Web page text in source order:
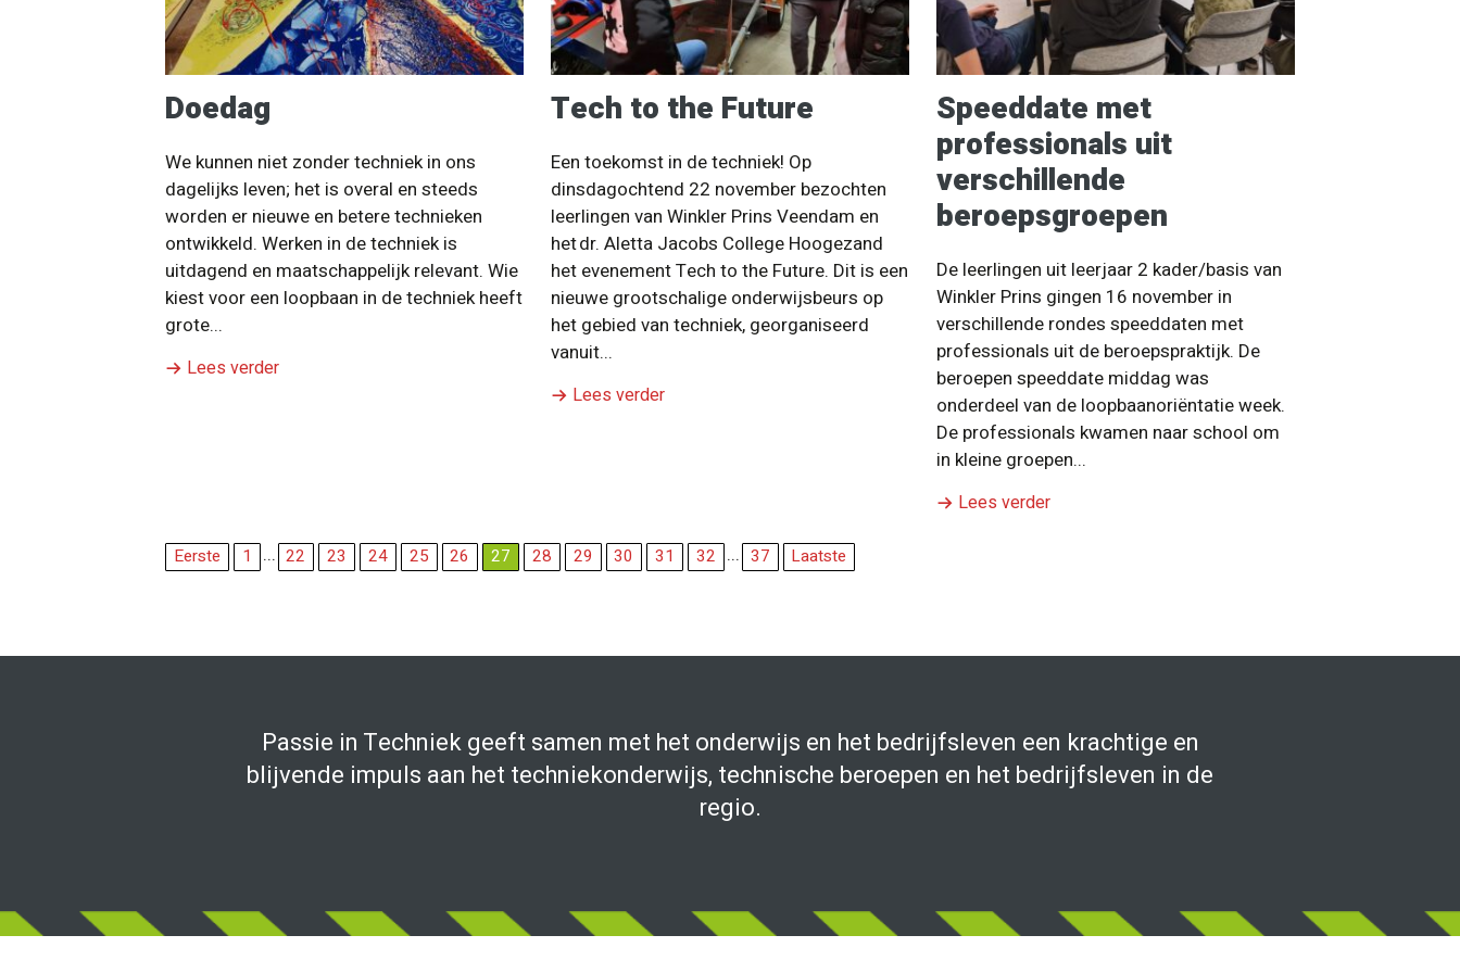
Doedag
We kunnen niet zonder techniek in ons
dagelijks leven; het is overal en steeds
worden er nieuwe en betere technieken
ontwikkeld. Werken in de techniek is
uitdagend en maatschappelijk relevant. Wie
kiest voor een loopbaan in de techniek heeft
grote...
Lees verder
Tech to the Future
Een toekomst in de techniek! Op
dinsdagochtend 22 november bezochten
leerlingen van Winkler Prins Veendam en
het dr. Aletta Jacobs College Hoogezand
het evenement Tech to the Future. Dit is een
nieuwe grootschalige onderwijsbeurs op
het gebied van techniek, georganiseerd
vanuit...
Lees verder
Speeddate met
professionals uit
verschillende
beroepsgroepen
De leerlingen uit leerjaar 2 kader/basis van
Winkler Prins gingen 16 november in
verschillende rondes speeddaten met
professionals uit de beroepspraktijk. De
beroepen speeddate middag was
onderdeel van de loopbaanoriëntatie week.
De professionals kwamen naar school om
in kleine groepen...
Lees verder
Eerste 1 ... 22 23 24 25 26 27 28 29 30 31 32 ... 37 Laatste
Passie in Techniek geeft samen met het onderwijs en het bedrijfsleven een krachtige en
blijvende impuls aan het techniekonderwijs, technische beroepen en het bedrijfsleven in de
regio.